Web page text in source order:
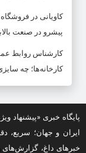
کاویانی در فروشگاه
پیشرو در صنعت
کارشناس روابط
کارخانه‌ها؛ چه
پایگاه خبری «پیشنهاد
ایران و جهان؛ سریع،
خبرهای داغ،